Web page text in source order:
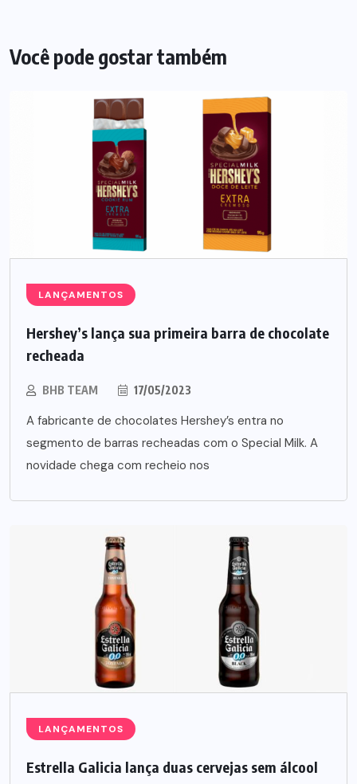
Você pode gostar também
LANÇAMENTOS
Hershey’s lança sua primeira barra de chocolate
recheada
BHB TEAM 17/05/2023
A fabricante de chocolates Hershey’s entra no
segmento de barras recheadas com o Special Milk. A
novidade chega com recheio nos
LANÇAMENTOS
Estrella Galicia lança duas cervejas sem álcool